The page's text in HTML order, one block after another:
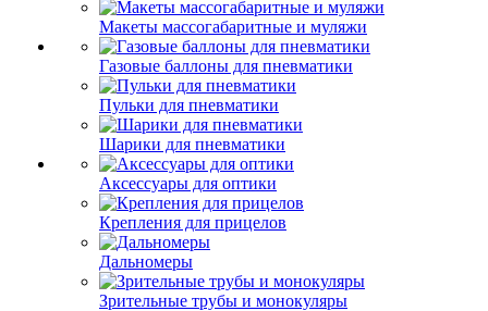
Макеты массогабаритные и муляжи
Газовые баллоны для пневматики
Пульки для пневматики
Шарики для пневматики
Аксессуары для оптики
Крепления для прицелов
Дальномеры
Зрительные трубы и монокуляры